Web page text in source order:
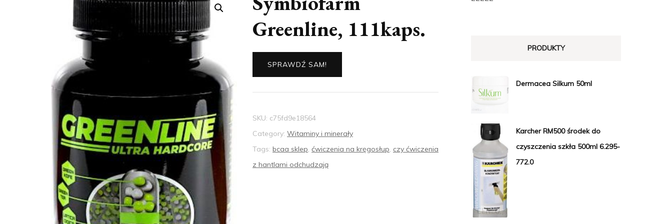
Greenline, 111kaps.
SPRAWDŹ SAM!
SKU: c75fd9e18564
Category: Witaminy i minerały
Tags: bcaa sklep, ćwiczenia na kręgosłup, czy ćwiczenia
z hantlami odchudzają
PRODUKTY
Dermacea Silkum 50ml
Karcher RM500 środek do
czyszczenia szkła 500ml 6.295-
772.0